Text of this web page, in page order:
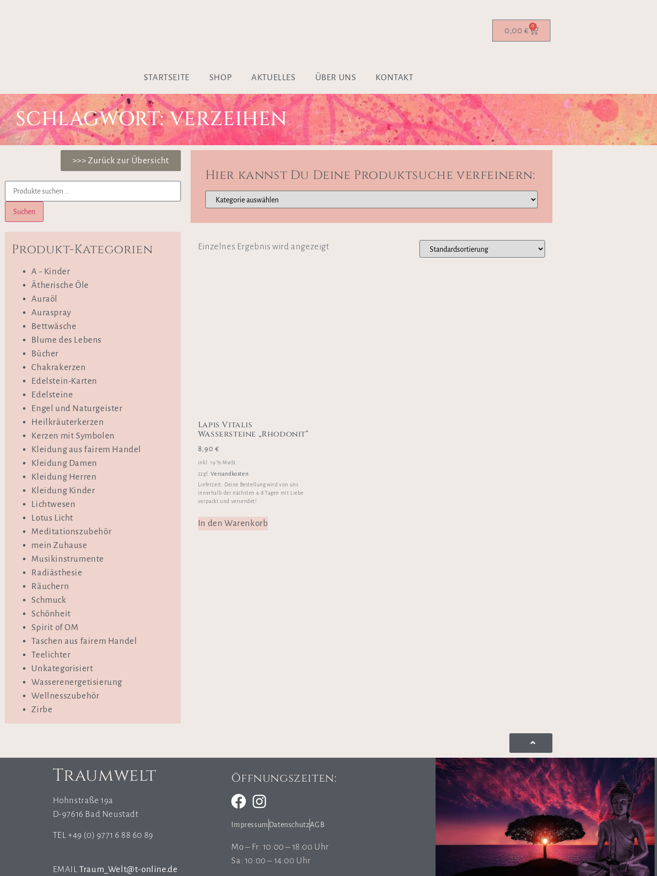
0,00 € 0
STARTSEITE SHOP AKTUELLES ÜBER UNS KONTAKT
SCHLAGWORT: VERZEIHEN
>>> Zurück zur Übersicht
Suchen
Produkt-Kategorien
A - Kinder
Ätherische Öle
Auraöl
Auraspray
Bettwäsche
Blume des Lebens
Bücher
Chakrakerzen
Edelstein-Karten
Edelsteine
Engel und Naturgeister
Heilkräuterkerzen
Kerzen mit Symbolen
Kleidung aus fairem Handel
Kleidung Damen
Kleidung Herren
Kleidung Kinder
Lichtwesen
Lotus Licht
Meditationszubehör
mein Zuhause
Musikinstrumente
Radiästhesie
Räuchern
Schmuck
Schönheit
Spirit of OM
Taschen aus fairem Handel
Teelichter
Unkategorisiert
Wasserenergetisierung
Wellnesszubehör
Zirbe
Hier kannst Du Deine Produktsuche verfeinern:
Einzelnes Ergebnis wird angezeigt
Lapis Vitalis
Wassersteine „Rhodonit“
8,90 €
inkl. 19 % MwSt.
zzgl.Versandkosten
Lieferzeit: Deine Bestellung wird von uns
innerhalb der nächsten 4-8 Tagen mit Liebe
verpackt und versendet!
In den Warenkorb
Traumwelt
Hohnstraße 19a
D-97616 Bad Neustadt
TEL +49 (0) 9771 6 88 60 89
EMAILTraum_Welt@t-online.de
Öffnungszeiten:
Impressum DatenschutzAGB
Mo – Fr: 10:00 – 18:00 Uhr
Sa: 10:00 – 14:00 Uhr